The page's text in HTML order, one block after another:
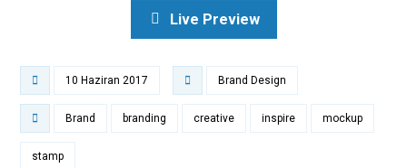
Live Preview
10 Haziran 2017 Brand Design
Brand branding creative inspire mockup
stamp